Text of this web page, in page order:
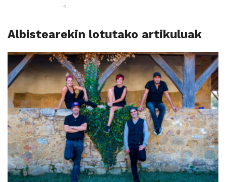
<
Albistearekin lotutako artikuluak